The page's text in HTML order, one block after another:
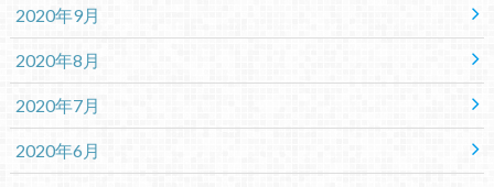
2020年9月
2020年8月
2020年7月
2020年6月